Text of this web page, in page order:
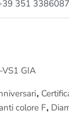
prima
richieste
351 3386087
VS1 GIA
,
colore F,